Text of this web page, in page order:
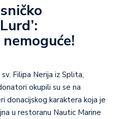
Filipa Nerija iz Splita,
okupili su se na
donacijskog karaktera koja je
u restoranu Nautic Marine